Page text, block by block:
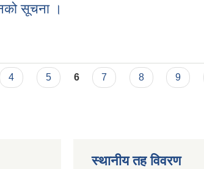
सूचना ।
4 5 6 7 8 9
स्थानीय तह विवरण